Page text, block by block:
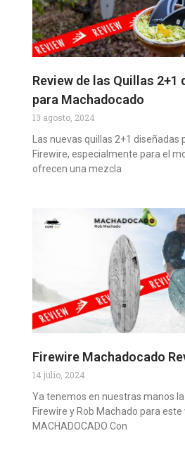
Review de las Quillas 2+1
para Machadocado
13 agosto, 2024
Las nuevas quillas 2+1
Firewire, especialmente para el
ofrecen una mezcla
Firewire Machadocado
14 julio, 2024
Ya tenemos en nuestras manos
Firewire y Rob Machado para este
MACHADOCADO Con